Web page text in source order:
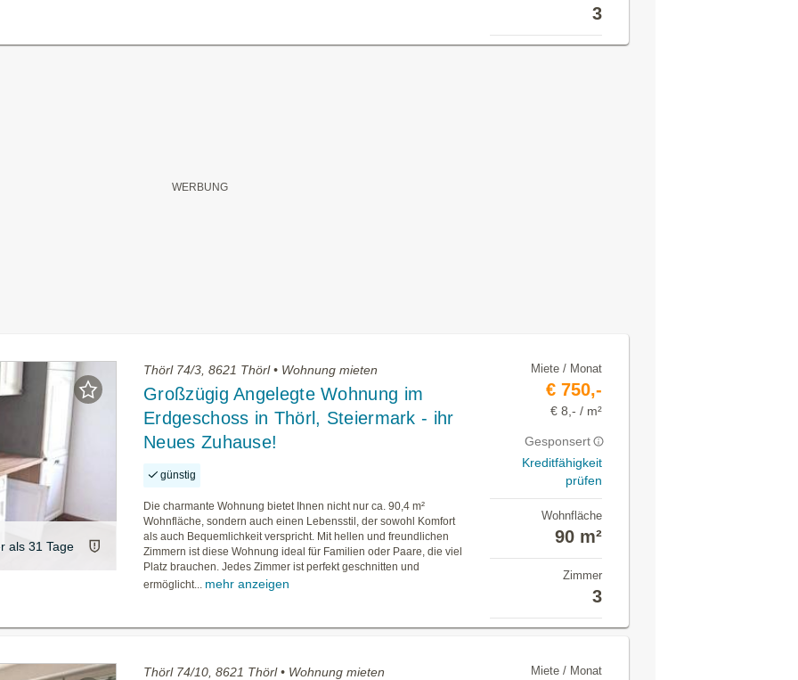
3
als 31 Tage
Thörl 74/3, 8621 Thörl • Wohnung mieten
Großzügig Angelegte Wohnung im
Erdgeschoss in Thörl, Steiermark - ihr
Neues Zuhause!
günstig
Die charmante Wohnung bietet Ihnen nicht nur ca. 90,4 m²
Wohnfläche, sondern auch einen Lebensstil, der sowohl Komfort
als auch Bequemlichkeit verspricht. Mit hellen und freundlichen
Zimmern ist diese Wohnung ideal für Familien oder Paare, die viel
Platz brauchen. Jedes Zimmer ist perfekt geschnitten und
ermöglicht... mehr anzeigen
Miete / Monat
€ 750,-
€ 8,- / m²
Gesponsert
Kreditfähigkeit
prüfen
Wohnfläche
90 m²
Zimmer
3
Thörl 74/10, 8621 Thörl • Wohnung mieten Miete / Monat